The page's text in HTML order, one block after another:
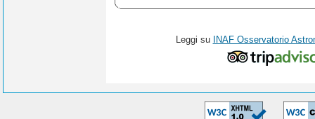
Leggi su INAF Osservatorio